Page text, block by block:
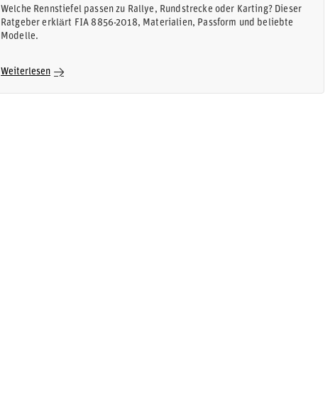
Welche Rennstiefel passen zu Rallye, Rundstrecke oder Karting? Dieser
Ratgeber erklärt FIA 8856-2018, Materialien, Passform und beliebte
Modelle.
Weiterlesen